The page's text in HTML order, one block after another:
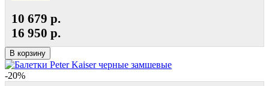
10 679 р.
16 950 р.
В корзину
-20%